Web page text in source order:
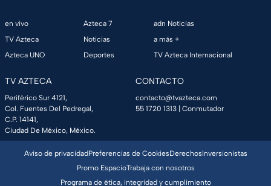
en vivo
TV Azteca
Azteca UNO
Azteca 7
Noticias
Deportes
adn Noticias
a más +
TV Azteca Internacional
TV AZTECA
Periférico Sur 4121,
Col. Fuentes Del Pedregal,
C.P. 14141,
Ciudad De México, México.
CONTACTO
contacto@tvazteca.com
55 1720 1313 | Conmutador
Aviso de privacidadPreferencias de CookiesDerechosInversionistas
Promo EspacioTrabaja con nosotros
Programa de ética, integridad y cumplimiento